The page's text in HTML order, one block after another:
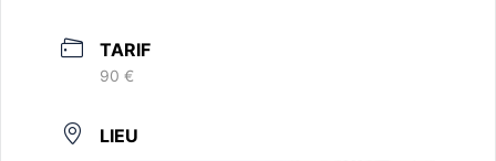
TARIF
90 €
LIEU